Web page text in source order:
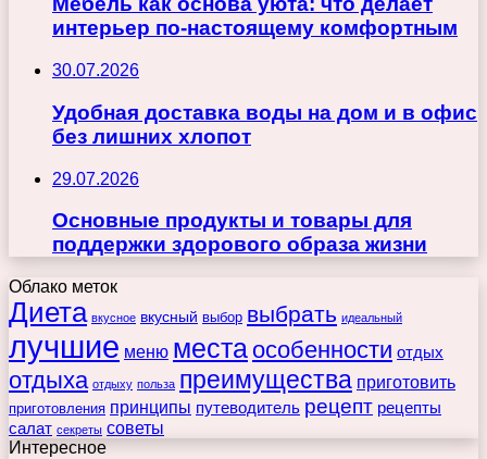
интерьер по-настоящему комфортным
30.07.2026
Удобная доставка воды на дом и в офис
без лишних хлопот
29.07.2026
Основные продукты и товары для
поддержки здорового образа жизни
Облако меток
Диета вкусное вкусный выбор выбрать идеальный
лучшие меню места особенности отдых
отдыха отдыху польза преимущества приготовить
приготовления принципы путеводитель рецепт рецепты
салат секреты советы
Интересное